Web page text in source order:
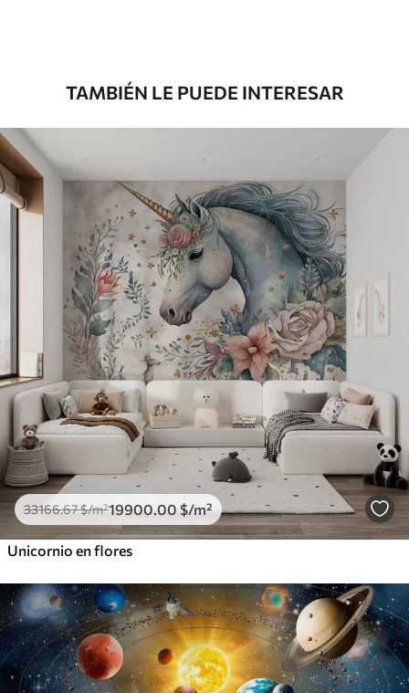
Vinilo Premium
43816.6726290.00$/m²
TAMBIÉN LE PUEDE INTERESAR
33166.67$/m²19900.00 $/m²
Unicornio en flores